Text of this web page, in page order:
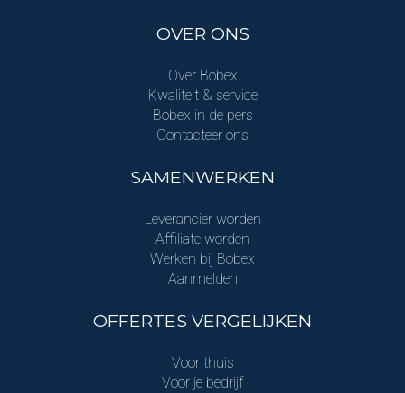
OVER ONS
Over Bobex
Kwaliteit & service
Bobex in de pers
Contacteer ons
SAMENWERKEN
Leverancier worden
Affiliate worden
Werken bij Bobex
Aanmelden
OFFERTES VERGELIJKEN
Voor thuis
Voor je bedrijf